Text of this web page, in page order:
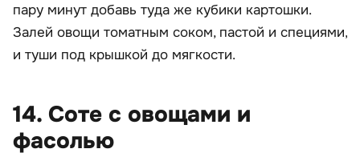
пару минут добавь туда же кубики картошки.
Залей овощи томатным соком, пастой и специями,
и туши под крышкой до мягкости.
14. Соте с овощами и
фасолью